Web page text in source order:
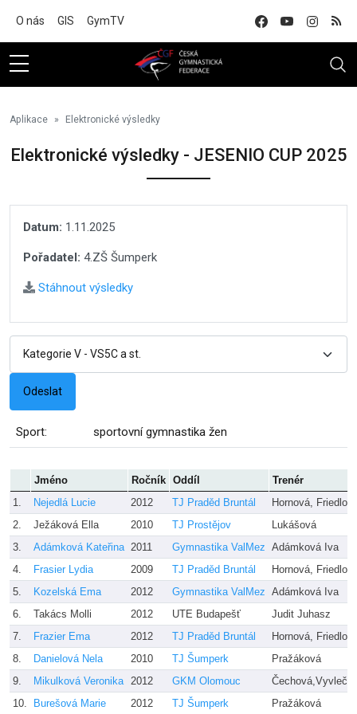
O nás GIS GymTV
Aplikace Elektronické výsledky
Elektronické výsledky - JESENIO CUP 2025
Datum: 1.11.2025
Pořadatel: 4.ZŠ Šumperk
Stáhnout výsledky
Sport: sportovní gymnastika žen
Jméno Ročník Oddíl
Trenér
1.
Nejedlá Lucie 2012 TJ Praděd Bruntál
Hornová,
2.
Ježáková Ella 2010 TJ Prostějov
Lukášová
3.
Adámková Kateřina 2011 Gymnastika ValMez Adámková Iva
4.
Frasier Lydia 2009 TJ Praděd Bruntál
Hornová,
5.
Kozelská Ema 2012 Gymnastika ValMez Adámková Iva
6.
Takács Molli 2012 UTE Budapešť
Judit Juhasz
7.
Frazier Ema 2012 TJ Praděd Bruntál
Hornová,
8.
Danielová Nela 2010 TJ Šumperk
Pražáková
9.
Mikulková Veronika 2012 GKM Olomouc
10.
Burešová Marie 2012 TJ Šumperk Pražáková